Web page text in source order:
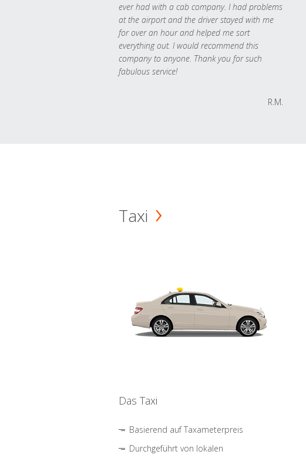
ever had with a cab company. I had problems
at the airport and the driver stayed with me
for over an hour and helped me sort
everything out. I would recommend this
company to anyone. Thank you for such
fabulous service!
R.M.
Taxi
Das Taxi
Basierend auf Taxameterpreis
Durchgeführt von lokalen